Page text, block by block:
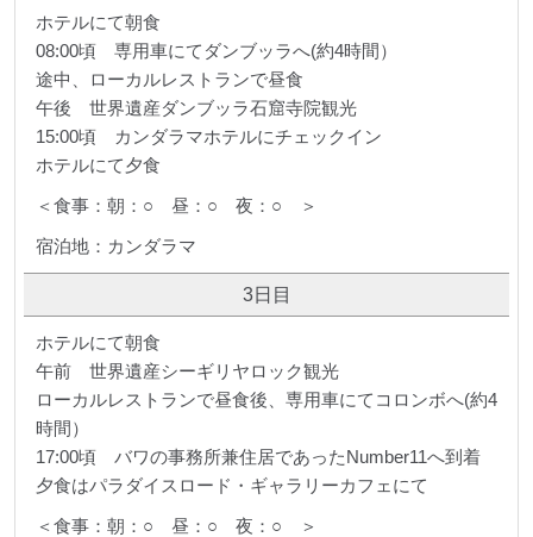
ホテルにて朝食
08:00頃 専用車にてダンブッラへ(約4時間）
途中、ローカルレストランで昼食
午後 世界遺産ダンブッラ石窟寺院観光
15:00頃 カンダラマホテルにチェックイン
ホテルにて夕食
＜食事：朝：○ 昼：○ 夜：○ ＞
宿泊地：カンダラマ
3日目
ホテルにて朝食
午前 世界遺産シーギリヤロック観光
ローカルレストランで昼食後、専用車にてコロンボへ(約4
時間）
17:00頃 バワの事務所兼住居であったNumber11へ到着
夕食はパラダイスロード・ギャラリーカフェにて
＜食事：朝：○ 昼：○ 夜：○ ＞